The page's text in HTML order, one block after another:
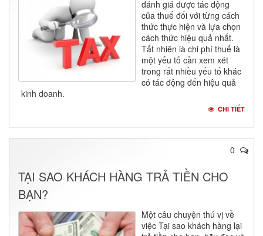
đánh giá được tác động
của thuế đối với từng cách
thức thực hiện và lựa chọn
cách thức hiệu quả nhất.
Tất nhiên là chi phí thuế là
một yếu tố cần xem xét
trong rất nhiều yếu tố khác
có tác động đến hiệu quả
kinh doanh.
CHI TIẾT
0
TẠI SAO KHÁCH HÀNG TRẢ TIỀN CHO
BẠN?
Một câu chuyện thú vị về
việc Tại sao khách hàng lại